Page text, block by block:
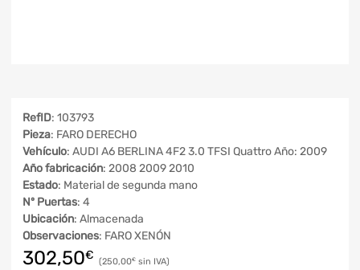
RefID: 103793
Pieza: FARO DERECHO
Vehículo: AUDI A6 BERLINA 4F2 3.0 TFSI Quattro Año: 2009
Año fabricación: 2008 2009 2010
Estado: Material de segunda mano
Nº Puertas: 4
Ubicación: Almacenada
Observaciones: FARO XENÓN
302,50€ 250,00€